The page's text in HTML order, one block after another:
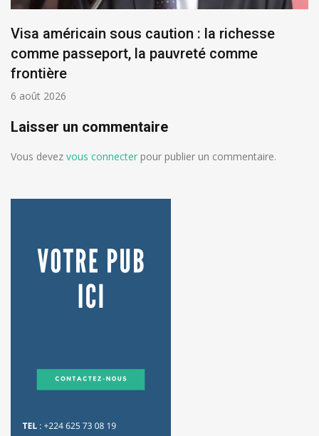
Visa américain sous caution : la richesse
comme passeport, la pauvreté comme
frontière
6 août 2026
Laisser un commentaire
Vous devez vous connecter pour publier un commentaire.